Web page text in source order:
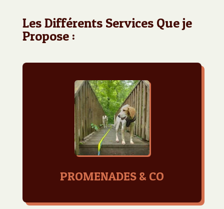
Les Différents Services Que je
Propose :
PROMENADES & CO